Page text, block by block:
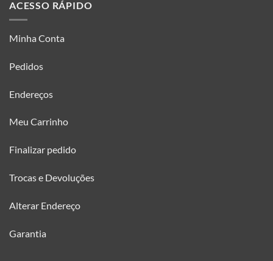
ACESSO RÁPIDO
Minha Conta
Pedidos
Endereços
Meu Carrinho
Finalizar pedido
Trocas e Devoluções
Alterar Endereço
Garantia